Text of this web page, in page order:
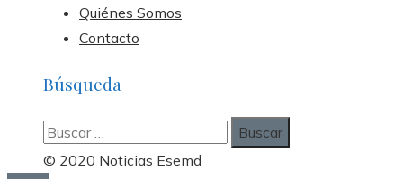
Quiénes Somos
Contacto
Búsqueda
Buscar:
© 2020 Noticias Esemd